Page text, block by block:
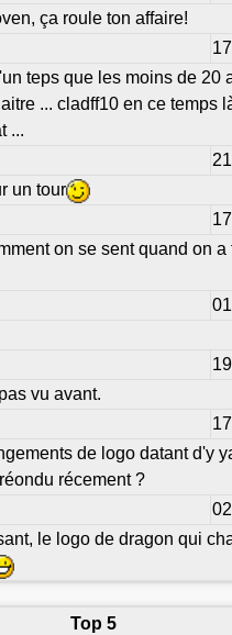
ça roule ton affaire!
teps que les moins de 20
... cladff10 en ce temps
...
un tour
on se sent quand on a
vu avant.
de logo datant d'y
récement ?
le logo de dragon qui
Top 5